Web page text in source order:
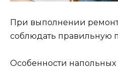
При выполнении
соблюдать правильную
Особенности